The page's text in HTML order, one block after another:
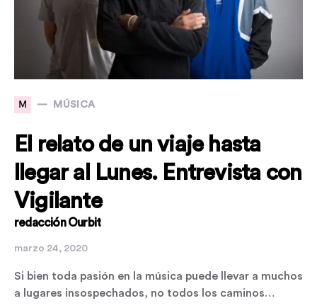
M MÚSICA
El relato de un viaje hasta
llegar al Lunes. Entrevista con
Vigilante
redacción Ourbit
marzo 24, 2020
Si bien toda pasión en la música puede llevar a muchos
a lugares insospechados, no todos los caminos…